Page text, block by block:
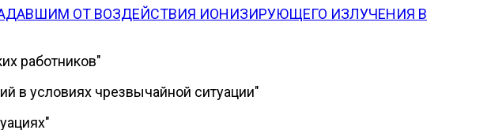
ОТ ВОЗДЕЙСТВИЯ ИОНИЗИРУЮЩЕГО ИЗЛУЧЕНИЯ В
работников"
в условиях чрезвычайной ситуации"